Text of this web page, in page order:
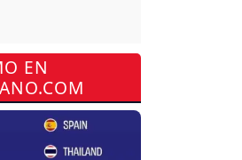
EN